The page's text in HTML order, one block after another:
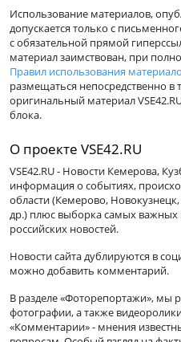
Использование материалов,
допускается только с
с обязательной прямой
материал заимствован, при
Правил использования
размещаться непосредственно в
оригинальный материал
блока.
О проекте VSE42.RU
VSE42.RU - Новости Кемерова,
информация о событиях,
области (Кемерово,
др.) плюс выборка самых
российских новостей.
Новости сайта дублируются в
можно добавить комментарий.
В разделе «Фоторепортажи», мы
фотографии, а также видеоролики
«Комментарии» - мнения